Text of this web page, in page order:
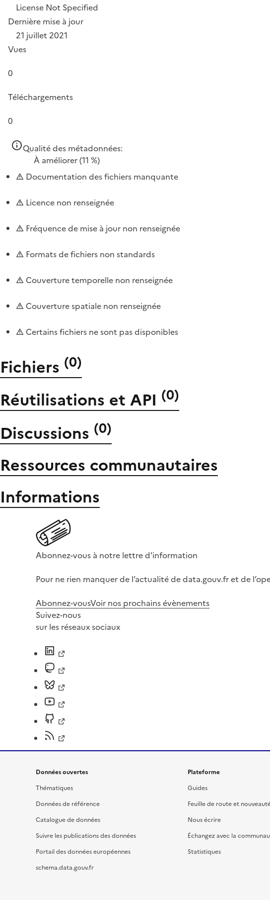
License Not Specified
Dernière mise à jour
21 juillet 2021
Vues
0
Téléchargements
0
Qualité des métadonnées:
À améliorer(11 %)
Documentation des fichiers manquante
Licence non renseignée
Fréquence de mise à jour non renseignée
Formats de fichiers non standards
Couverture temporelle non renseignée
Couverture spatiale non renseignée
Certains fichiers ne sont pas disponibles
Fichiers (0)
Réutilisations et API (0)
Discussions (0)
Ressources communautaires
Informations
Abonnez-vous à notre lettre d'information
Pour ne rien manquer de l’actualité de data.gouv.fr et de
Abonnez-vousVoir nos prochains évènements
Suivez-nous
sur les réseaux sociaux
Données ouvertes
Thématiques
Données de référence
Catalogue de données
Suivre les publications des données
Portail des données européennes
schema.data.gouv.fr
Plateforme
Guides
Feuille de route et
Nous écrire
Échangez avec la
Statistiques